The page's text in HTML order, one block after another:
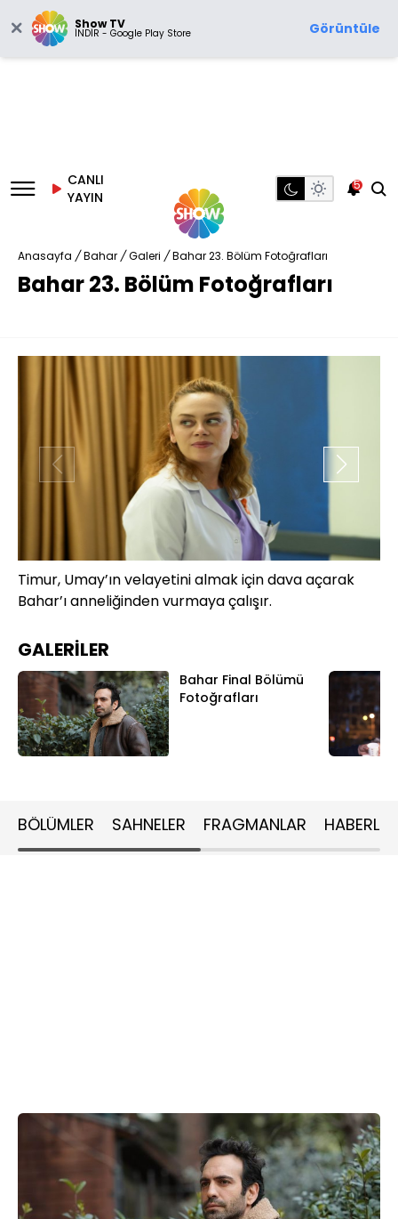
Show TV
İNDİR - Google Play Store Görüntüle
CANLI
YAYIN
5
Anasayfa / Bahar / Galeri / Bahar 23. Bölüm Fotoğrafları
Bahar 23. Bölüm Fotoğrafları
Timur, Umay’ın velayetini almak için dava açarak
Bahar’ı anneliğinden vurmaya çalışır.
GALERİLER
Bahar Final Bölümü
Fotoğrafları
BÖLÜMLER SAHNELER FRAGMANLAR HABERLER